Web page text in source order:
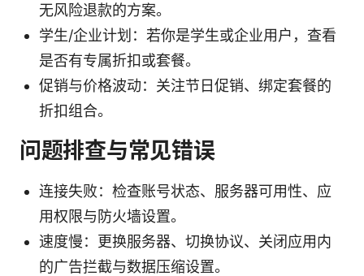
无风险退款的方案。
学生/企业计划：若你是学生或企业用户，查看
是否有专属折扣或套餐。
促销与价格波动：关注节日促销、绑定套餐的
折扣组合。
问题排查与常见错误
连接失败：检查账号状态、服务器可用性、应
用权限与防火墙设置。
速度慢：更换服务器、切换协议、关闭应用内
的广告拦截与数据压缩设置。